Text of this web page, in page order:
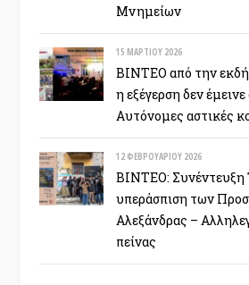
Μνημείων
15 ΜΑΡΤΊΟΥ 2026
ΒΙΝΤΕΟ από την
η εξέγερση δεν
Αυτόνομες αστικές
12 ΦΕΒΡΟΥΑΡΊΟΥ 2026
ΒΙΝΤΕΟ: Συνέντευξη
υπεράσπιση των
Αλεξάνδρας –
πείνας